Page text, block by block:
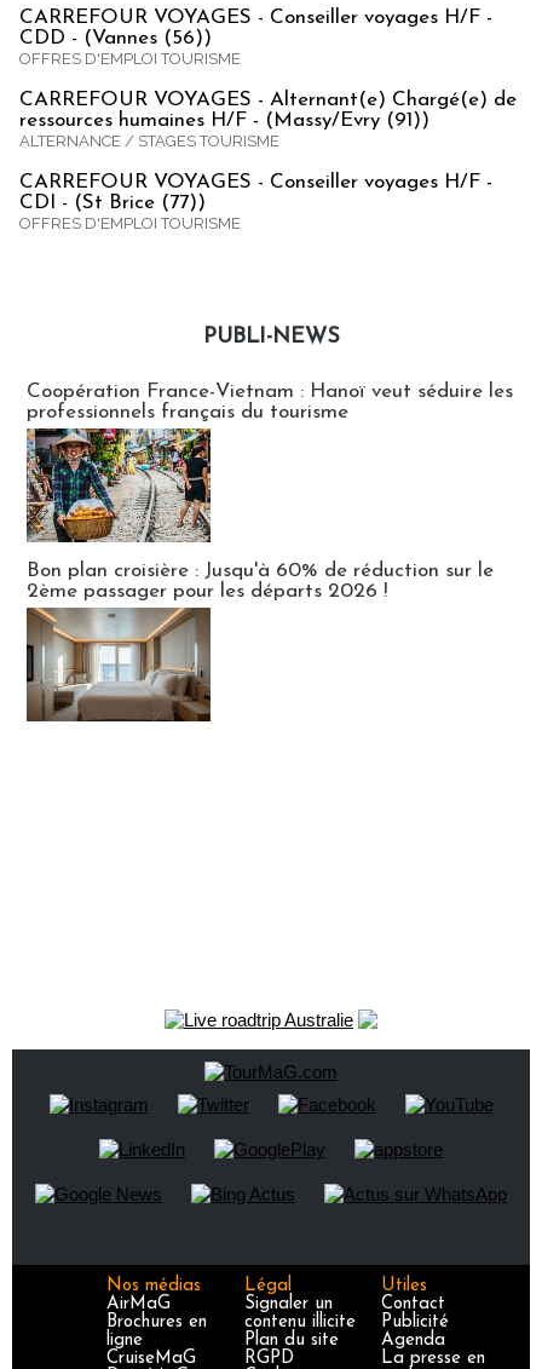
CARREFOUR VOYAGES - Conseiller voyages H/F -
CDD - (Vannes (56))
OFFRES D'EMPLOI TOURISME
CARREFOUR VOYAGES - Alternant(e) Chargé(e) de
ressources humaines H/F - (Massy/Evry (91))
ALTERNANCE / STAGES TOURISME
CARREFOUR VOYAGES - Conseiller voyages H/F -
CDI - (St Brice (77))
OFFRES D'EMPLOI TOURISME
PUBLI-NEWS
Coopération France-Vietnam : Hanoï veut séduire les
professionnels français du tourisme
Bon plan croisière : Jusqu'à 60% de réduction sur le
2ème passager pour les départs 2026 !
Nos médias
AirMaG
Brochures en
ligne
CruiseMaG
Légal
Signaler un
contenu illicite
Plan du site
RGPD
Utiles
Contact
Publicité
Agenda
La presse en